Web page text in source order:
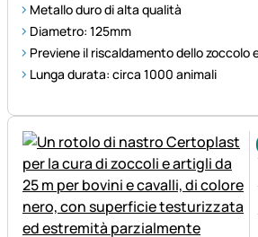
Metallo duro di alta qualità
Diametro: 125mm
Previene il riscaldamento dello zoccolo
Lunga durata: circa 1000 animali